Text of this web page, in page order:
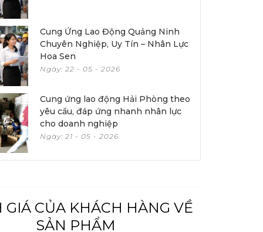
Cung Ứng Lao Động Quảng Ninh
Chuyên Nghiệp, Uy Tín – Nhân Lực
Hoa Sen
Ngày: 22 - 05 - 2026
Cung ứng lao động Hải Phòng theo
yêu cầu, đáp ứng nhanh nhân lực
cho doanh nghiệp
Ngày: 21 - 05 - 2026
CỦA KHÁCH HÀNG VỀ
SẢN PHẨM